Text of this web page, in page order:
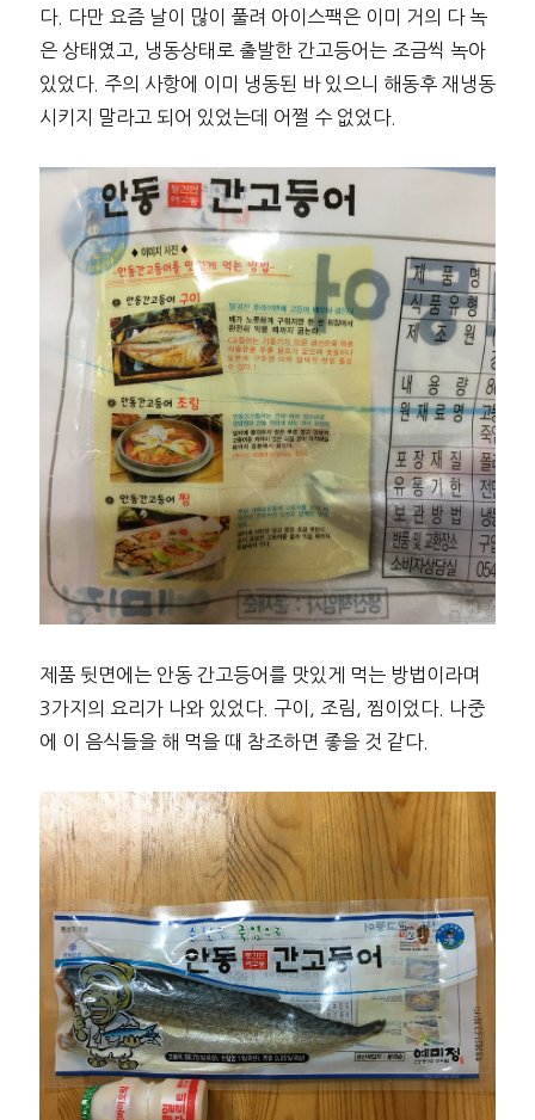
다. 다만 요즘 날이 많이 풀려 아이스팩은 이미 거의 다 녹
은 상태였고, 냉동상태로 출발한 간고등어는 조금씩 녹아
있었다. 주의 사항에 이미 냉동된 바 있으니 해동후 재냉동
시키지 말라고 되어 있었는데 어쩔 수 없었다.
제품 뒷면에는 안동 간고등어를 맛있게 먹는 방법이라며
3가지의 요리가 나와 있었다. 구이, 조림, 찜이었다. 나중
에 이 음식들을 해 먹을 때 참조하면 좋을 것 같다.